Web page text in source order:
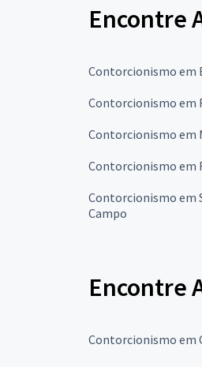
Encontre
Contorcionismo em
Contorcionismo em
Contorcionismo em
Contorcionismo em
Contorcionismo em
Campo
Encontre
Contorcionismo em